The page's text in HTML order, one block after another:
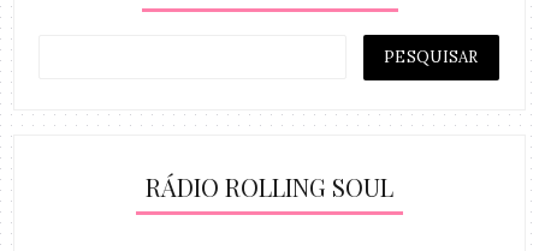
RÁDIO ROLLING SOUL